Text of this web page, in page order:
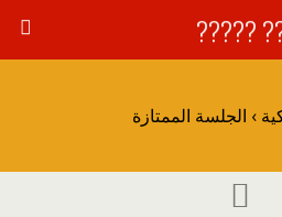
???
› الجلسة الممتازة